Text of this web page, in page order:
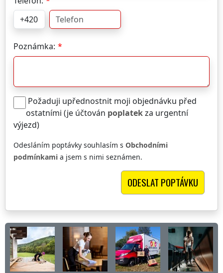
Poznámka:
Požaduji upřednostnit moji objednávku před
ostatními (je účtován poplatekza urgentní
výjezd)
Odesláním poptávky souhlasím s Obchodními
podmínkami a jsem s nimi seznámen.